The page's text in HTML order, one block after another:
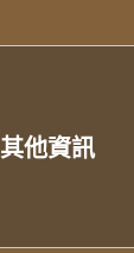
其他資訊